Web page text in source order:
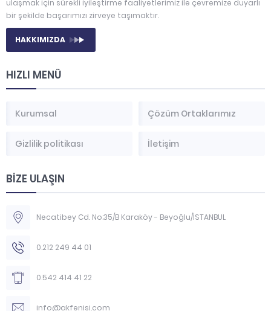
ulaşmak için sürekli iyileştirme faaliyetlerimiz ile çevremize duyarlı
bir şekilde başarımızı zirveye taşımaktır.
HAKKIMIZDA
HIZLI MENÜ
Kurumsal Çözüm Ortaklarımız
Gizlilik politikası İletişim
BİZE ULAŞIN
Necatibey Cd. No:35/B Karaköy - Beyoğlu/İSTANBUL
0.212 249 44 01
0.542 414 41 22
info@akfenisi.com